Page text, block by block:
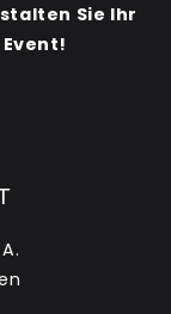
Sie Ihr